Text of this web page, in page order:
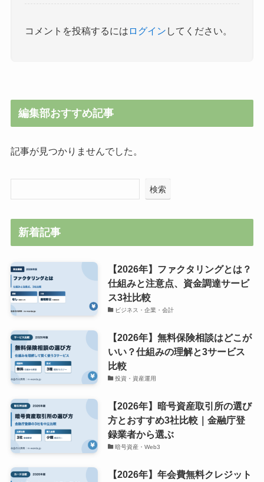
コメントを投稿するには ログイン してください。
編集部おすすめ記事
記事が見つかりませんでした。
検索
新着記事
【2026年】ファクタリングとは？
仕組みと注意点、資金調達サービ
ス3社比較
ビジネス・企業・会計
【2026年】無料保険相談はどこが
いい？仕組みの理解と3サービス
比較
投資・資産運用
【2026年】暗号資産取引所の選び
方とおすすめ3社比較｜金融庁登
録業者から選ぶ
暗号資産・Web3
【2026年】年会費無料クレジット